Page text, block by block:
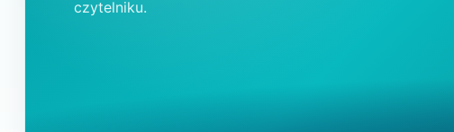
czytelniku.